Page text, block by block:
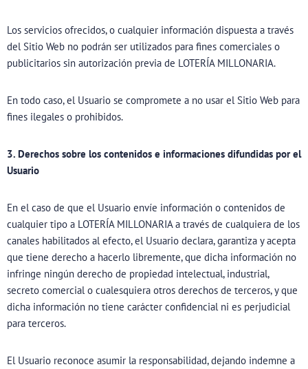
Los servicios ofrecidos, o cualquier información dispuesta a través
del Sitio Web no podrán ser utilizados para fines comerciales o
publicitarios sin autorización previa de LOTERÍA MILLONARIA.
En todo caso, el Usuario se compromete a no usar el Sitio Web para
fines ilegales o prohibidos.
3. Derechos sobre los contenidos e informaciones difundidas por el
Usuario
En el caso de que el Usuario envíe información o contenidos de
cualquier tipo a LOTERÍA MILLONARIA a través de cualquiera de los
canales habilitados al efecto, el Usuario declara, garantiza y acepta
que tiene derecho a hacerlo libremente, que dicha información no
infringe ningún derecho de propiedad intelectual, industrial,
secreto comercial o cualesquiera otros derechos de terceros, y que
dicha información no tiene carácter confidencial ni es perjudicial
para terceros.
El Usuario reconoce asumir la responsabilidad, dejando indemne a